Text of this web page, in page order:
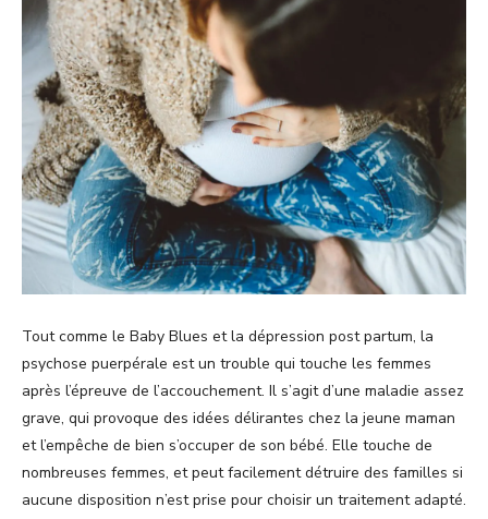
Tout comme le Baby Blues et la dépression post partum, la
psychose puerpérale est un trouble qui touche les femmes
après l’épreuve de l’accouchement. Il s’agit d’une maladie assez
grave, qui provoque des idées délirantes chez la jeune maman
et l’empêche de bien s’occuper de son bébé. Elle touche de
nombreuses femmes, et peut facilement détruire des familles si
aucune disposition n’est prise pour choisir un traitement adapté.